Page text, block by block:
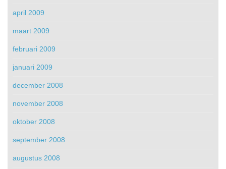
april 2009
maart 2009
februari 2009
januari 2009
december 2008
november 2008
oktober 2008
september 2008
augustus 2008